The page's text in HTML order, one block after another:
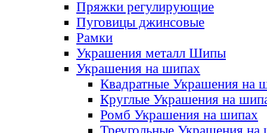
Пряжки регулирующие
Пуговицы джинсовые
Рамки
Украшения металл Шипы
Украшения на шипах
Квадратные Украшения на
Круглые Украшения на
Ромб Украшения на шипах